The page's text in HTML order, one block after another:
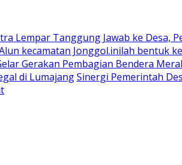
Lempar Tanggung Jawab ke Desa,
kecamatan Jonggol.inilah bentuk
Gerakan Pembagian Bendera
di LumajangSinergi Pemerintah